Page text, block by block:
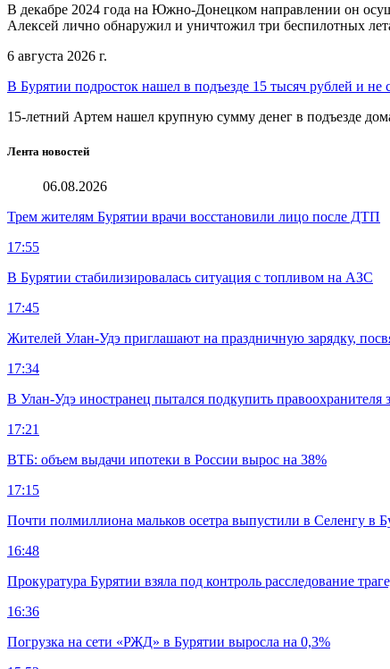
В декабре 2024 года на Южно-Донецком направлении он
Алексей лично обнаружил и уничтожил три беспилотных
6 августа 2026 г.
В Бурятии подросток нашел в подъезде 15 тысяч рублей и не
15-летний Артем нашел крупную сумму денег в подъезде
Лента новостей
06.08.2026
Трем жителям Бурятии врачи восстановили лицо после ДТП
17:55
В Бурятии стабилизировалась ситуация с топливом на АЗС
17:45
Жителей Улан-Удэ приглашают на праздничную зарядку,
17:34
В Улан-Удэ иностранец пытался подкупить правоохранителя
17:21
ВТБ: объем выдачи ипотеки в России вырос на 38%
17:15
Почти полмиллиона мальков осетра выпустили в Селенгу в
16:48
Прокуратура Бурятии взяла под контроль расследование
16:36
Погрузка на сети «РЖД» в Бурятии выросла на 0,3%